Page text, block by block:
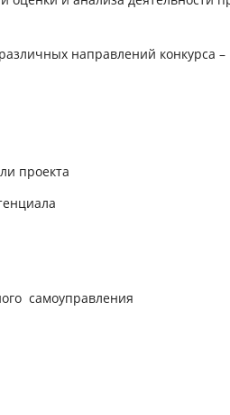
направлений конкурса
проекта
самоуправления